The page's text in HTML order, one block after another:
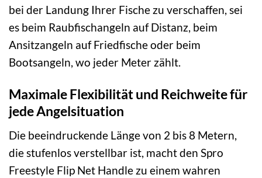
bei der Landung Ihrer Fische zu verschaffen, sei
es beim Raubfischangeln auf Distanz, beim
Ansitzangeln auf Friedfische oder beim
Bootsangeln, wo jeder Meter zählt.
Maximale Flexibilität und Reichweite für
jede Angelsituation
Die beeindruckende Länge von 2 bis 8 Metern,
die stufenlos verstellbar ist, macht den Spro
Freestyle Flip Net Handle zu einem wahren